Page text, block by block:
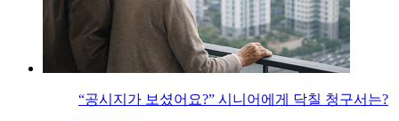
“공시지가 보셨어요?” 시니어에게 닥칠 청구서는?